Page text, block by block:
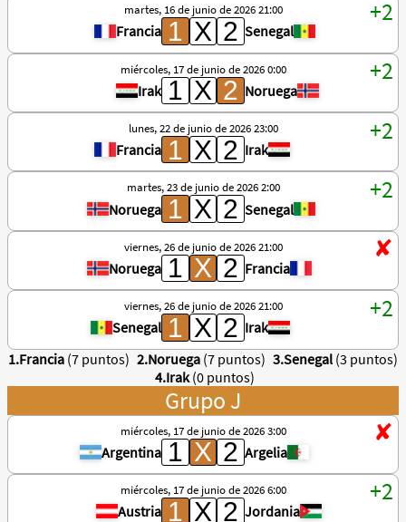
martes, 16 de junio de 2026 21:00
Francia Senegal
miércoles, 17 de junio de 2026 0:00
Irak Noruega
lunes, 22 de junio de 2026 23:00
Francia Irak
martes, 23 de junio de 2026 2:00
Noruega Senegal
viernes, 26 de junio de 2026 21:00
Noruega Francia
viernes, 26 de junio de 2026 21:00
Senegal
Irak
1.Francia (7 puntos) 2.Noruega (7 puntos) 3.Senegal (3 puntos)
4.Irak(0 puntos)
Grupo J
miércoles, 17 de junio de 2026 3:00
Argentina Argelia
miércoles, 17 de junio de 2026 6:00
Austria Jordania